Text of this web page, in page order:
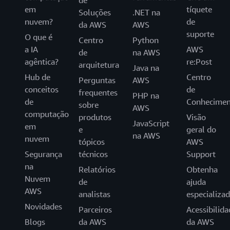
em
nuvem?
O que é
a IA
agêntica?
Hub de
conceitos
de
computação
em
nuvem
Segurança
na
Nuvem
AWS
Novidades
Blogs
Soluções
da AWS
Centro
de
arquitetura
Perguntas
frequentes
sobre
produtos
e
tópicos
técnicos
Relatórios
de
analistas
Parceiros
da AWS
.NET na
AWS
Python
na AWS
Java na
AWS
PHP na
AWS
JavaScript
na AWS
tíquete
de
suporte
AWS
re:Post
Centro
de
Visão
geral do
AWS
Support
Obtenha
ajuda
da AWS